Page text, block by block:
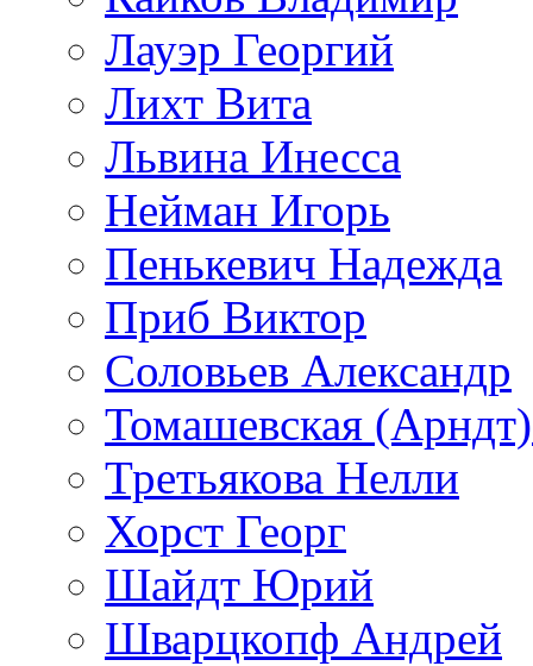
Лауэр Георгий
Лихт Вита
Львина Инесса
Нейман Игорь
Пенькевич Надежда
Приб Виктор
Соловьев Александр
Томашевская
Третьякова Нелли
Хорст Георг
Шайдт Юрий
Шварцкопф Андрей